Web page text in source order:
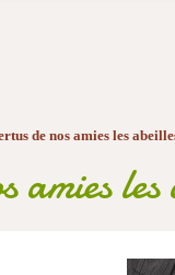
de nos amies les
amies les